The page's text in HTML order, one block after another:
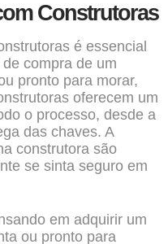
Construtoras
é essencial
compra de um
pronto para morar,
oferecem um
o processo, desde a
das chaves. A
construtora são
se sinta seguro em
em adquirir um
ou pronto para